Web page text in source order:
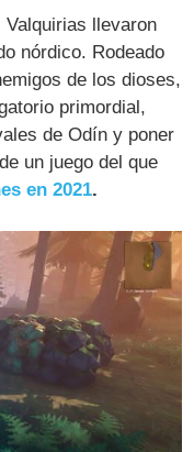
llevaron
nórdico. Rodeado
de los dioses,
primordial,
de Odín y poner
un juego del que
en 2021.